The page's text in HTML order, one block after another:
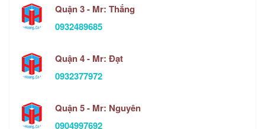
Quận 3 - Mr: Thắng
0932489685
Quận 4 - Mr: Đạt
0932377972
Quận 5 - Mr: Nguyên
0904997692